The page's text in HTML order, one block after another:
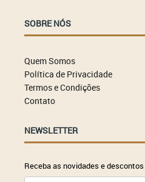
SOBRE NÓS
Quem Somos
Política de Privacidade
Termos e Condições
Contato
NEWSLETTER
Receba as novidades e